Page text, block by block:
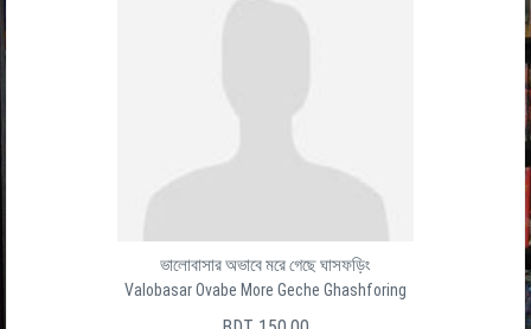
ভালোবাসার অভাবে মরে গেছে ঘাসফড়িং
Valobasar Ovabe More Geche Ghashforing